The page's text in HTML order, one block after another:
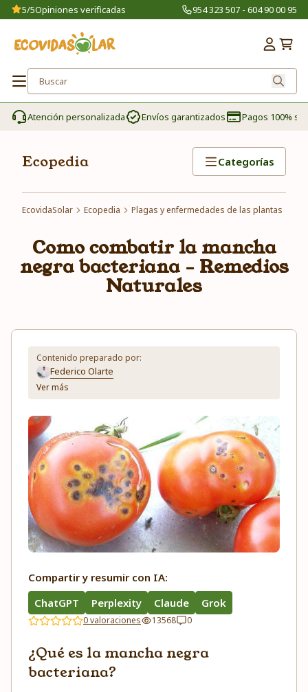
5/5Opiniones verificadas 954 323 507 - 604 90 00 95
Atención personalizada Envíos garantizados Pagos 100%
Ecopedia Categorías
EcovidaSolar Ecopedia Plagas y enfermedades de las plantas
Como combatir la mancha
negra bacteriana - Remedios
Naturales
Contenido preparado por:
Federico Olarte
Ver más
Compartir y resumir con IA:
ChatGPT
Perplexity Claude Grok
0 valoraciones 13568 0
¿Qué es la mancha negra
bacteriana?